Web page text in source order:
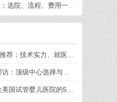
美国试管婴儿医院全攻略：选院、流程、费用一篇看懂